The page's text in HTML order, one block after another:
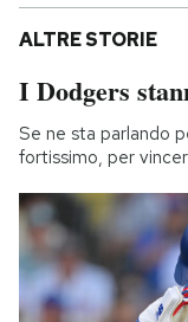
ALTRE STORIE
I Dodgers
Se ne sta parlando
fortissimo, per